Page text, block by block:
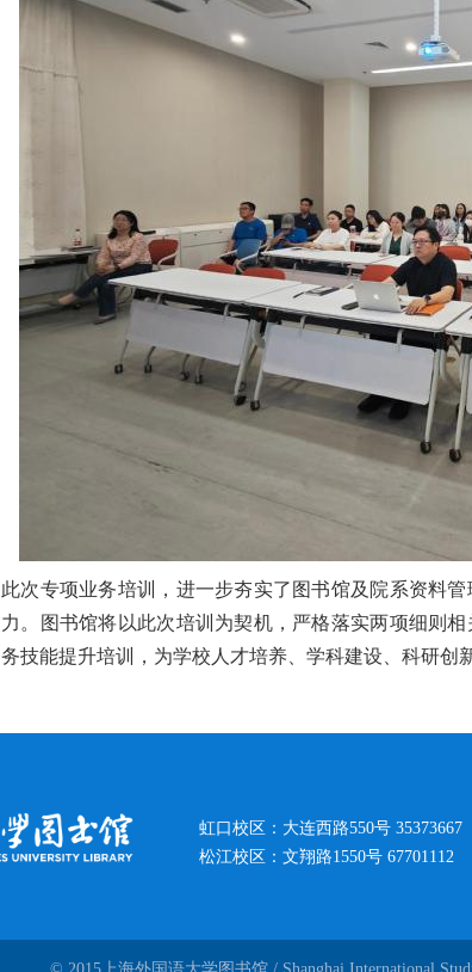
此次专项业务培训，进一步夯实了图书馆及院系资料
力。图书馆将以此次培训为契机，严格落实两项细则
务技能提升培训，为学校人才培养、学科建设、科研创
虹口校区：大连西路550号 35373667
松江校区：文翔路1550号 67701112